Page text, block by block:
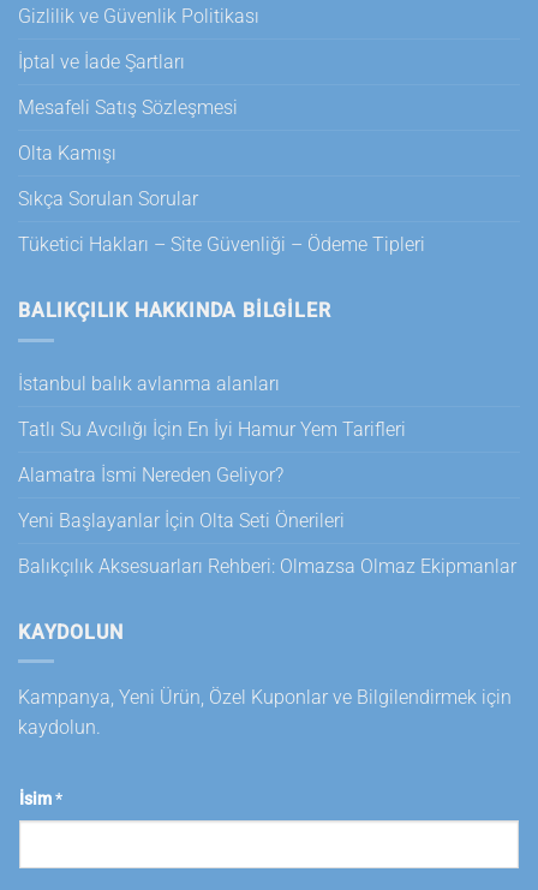
Gizlilik ve Güvenlik Politikası
İptal ve İade Şartları
Mesafeli Satış Sözleşmesi
Olta Kamışı
Sıkça Sorulan Sorular
Tüketici Hakları – Site Güvenliği – Ödeme Tipleri
BALIKÇILIK HAKKINDA BILGILER
İstanbul balık avlanma alanları
Tatlı Su Avcılığı İçin En İyi Hamur Yem Tarifleri
Alamatra İsmi Nereden Geliyor?
Yeni Başlayanlar İçin Olta Seti Önerileri
Balıkçılık Aksesuarları Rehberi: Olmazsa Olmaz Ekipmanlar
KAYDOLUN
Kampanya, Yeni Ürün, Özel Kuponlar ve Bilgilendirmek için
kaydolun.
İsim*